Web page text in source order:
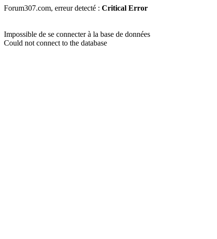
Forum307.com, erreur detecté : Critical Error
Impossible de se connecter à la base de données
Could not connect to the database